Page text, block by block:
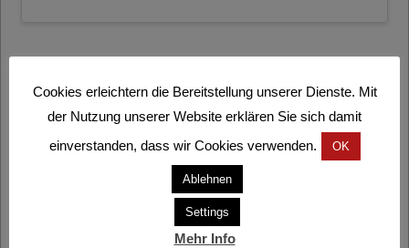
Cookies erleichtern die Bereitstellung unserer Dienste. Mit
der Nutzung unserer Website erklären Sie sich damit
einverstanden, dass wir Cookies verwenden.
OK
Ablehnen
Settings
Mehr Info